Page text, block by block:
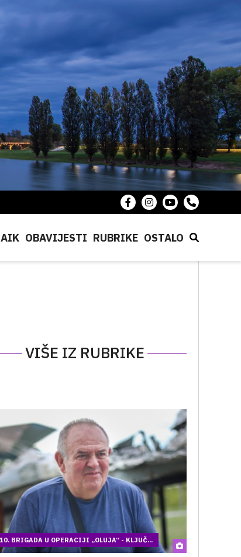
OBAVIJESTI RUBRIKE OSTALO
VIŠE IZ RUBRIKE
BRIGADA U OPERACIJI „OLUJA“ - KLJUČ...